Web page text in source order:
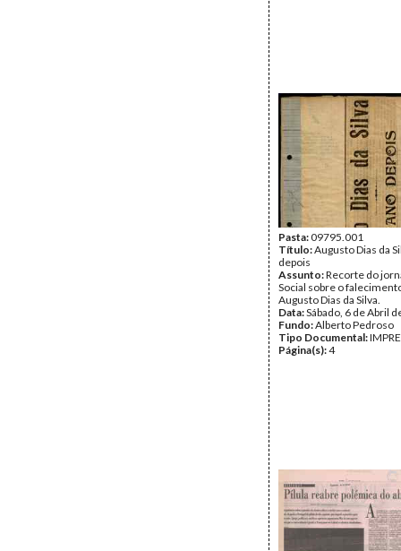
Pasta:09795.001
Título:Augusto Dias da
depois
Assunto:Recorte do
Social sobre o
Augusto Dias da Silva.
Data:Sábado, 6 de Abril
Fundo:Alberto Pedroso
Tipo Documental:
Página(s):4